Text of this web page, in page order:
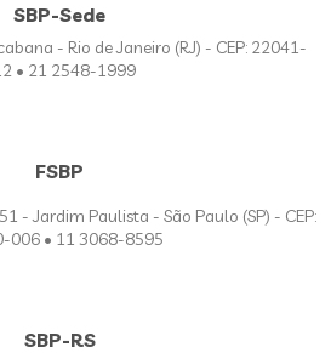
SBP-Sede
- Rio de Janeiro (RJ) - CEP: 22041-
• 21 2548-1999
FSBP
- Jardim Paulista - São Paulo (SP) - CEP:
006 • 11 3068-8595
SBP-RS